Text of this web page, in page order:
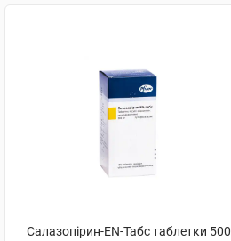
Салазопірин-EN-Табс таблетки 500